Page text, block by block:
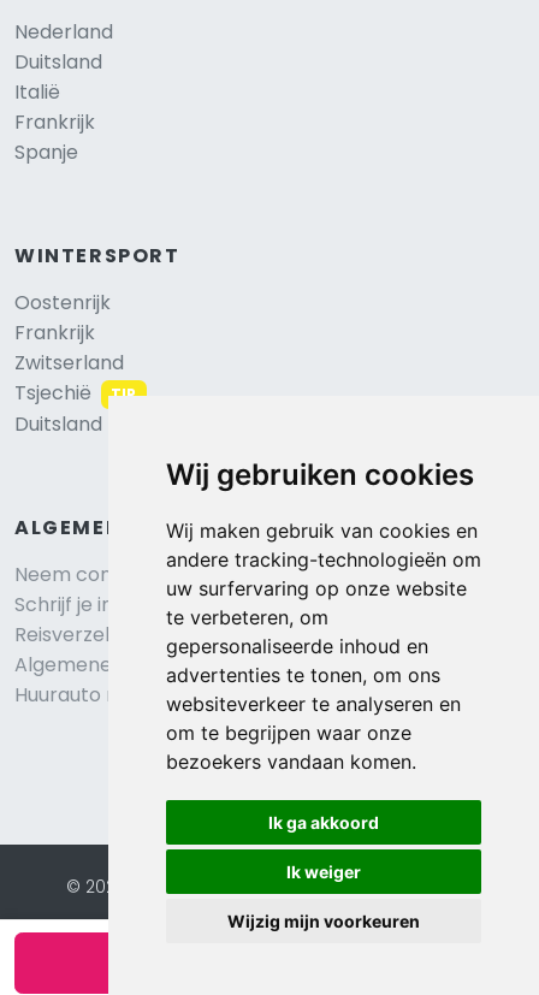
Wij gebruiken cookies
Wij maken gebruik van cookies en
andere tracking-technologieën om
uw surfervaring op onze website
te verbeteren, om
gepersonaliseerde inhoud en
advertenties te tonen, om ons
websiteverkeer te analyseren en
om te begrijpen waar onze
bezoekers vandaan komen.
Ik ga akkoord
Ik weiger
Wijzig mijn voorkeuren
Nederland
Duitsland
Italië
Frankrijk
Spanje
WINTERSPORT
Oostenrijk
Frankrijk
Zwitserland
Tsjechië
TIP
Duitsland
ALGEMEEN
Neem contact op
Schrijf je in voor onze nieuwsbrief
Reisverzekering afsluiten
Algemene voorwaarden
Huurauto reserveren
© 2026 Eurochalets | Website door FalcoTravel
Veilig online betalen met